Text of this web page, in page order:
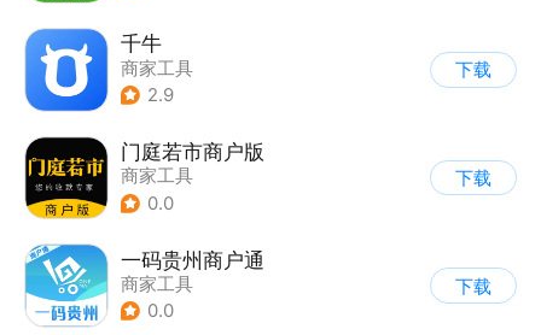
千牛
商家工具
2.9
下载
门庭若市商户版
商家工具
0.0
下载
一码贵州商户通
商家工具
0.0
下载